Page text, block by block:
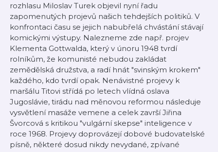
rozhlasu Miloslav Turek objevil nyní řadu
zapomenutých projevů našich tehdejších politiků. V
konfrontaci času se jejich nabubřelá chvástání stávají
komickými výstupy. Nalezneme zde např. projev
Klementa Gottwalda, který v únoru 1948 tvrdí
rolníkům, že komunisté nebudou zakládat
zemědělská družstva, a radí hnát "svinským krokem"
každého, kdo tvrdí opak. Nenávistné projevy k
maršálu Titovi střídá po letech vlídná oslava
Jugoslávie, tirádu nad měnovou reformou následuje
vysvětlení masáže vemene a celek završí Jiřina
Švorcová s kritikou "vulgární skepse" inteligence v
roce 1968. Projevy doprovázejí dobové budovatelské
písně, některé dosud nikdy nevydané, zpívané